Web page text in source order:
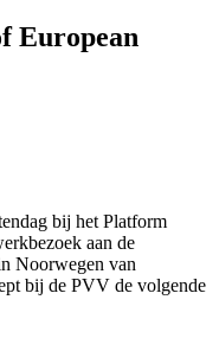
European
bij het Platform
aan de
Noorwegen van
bij de PVV de volgende